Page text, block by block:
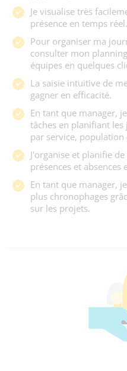
Je visualise très
présence en temps réel.
Pour organiser ma
consulter mon
équipes en quelques
La saisie intuitive de
gagner en efficacité.
En tant que manager,
tâches en planifiant
par service,
J'organise et planifie
présences et absences
En tant que manager,
plus chronophages
sur les projets.